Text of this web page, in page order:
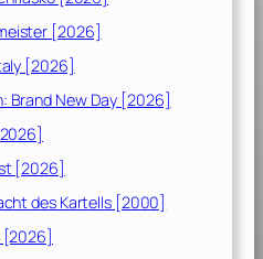
[2026]
[2026]
Brand New Day [2026]
[2026]
des Kartells [2000]